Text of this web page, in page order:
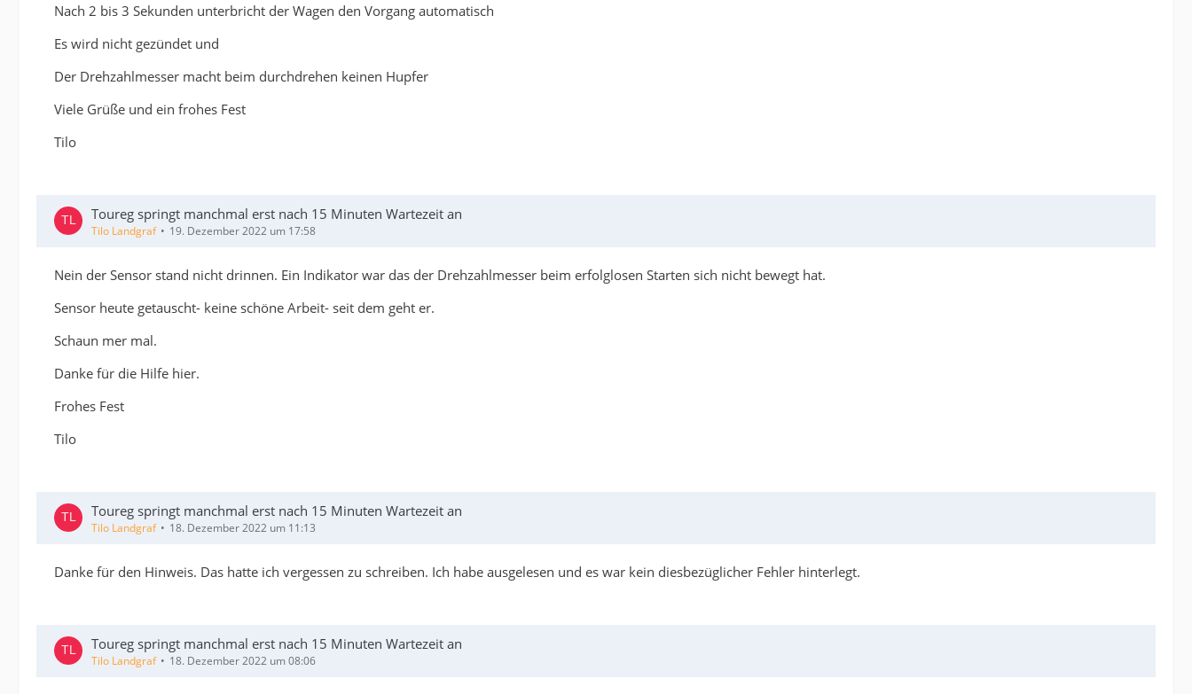
Nach 2 bis 3 Sekunden unterbricht der Wagen den Vorgang automatisch
Es wird nicht gezündet und
Der Drehzahlmesser macht beim durchdrehen keinen Hupfer
Viele Grüße und ein frohes Fest
Tilo
Toureg springt manchmal erst nach 15 Minuten Wartezeit an
Tilo Landgraf 19. Dezember 2022 um 17:58
Nein der Sensor stand nicht drinnen. Ein Indikator war das der Drehzahlmesser beim erfolglosen Starten sich nicht bewegt hat.
Sensor heute getauscht- keine schöne Arbeit- seit dem geht er.
Schaun mer mal.
Danke für die Hilfe hier.
Frohes Fest
Tilo
Toureg springt manchmal erst nach 15 Minuten Wartezeit an
Tilo Landgraf 18. Dezember 2022 um 11:13
Danke für den Hinweis. Das hatte ich vergessen zu schreiben. Ich habe ausgelesen und es war kein diesbezüglicher Fehler hinterlegt.
Toureg springt manchmal erst nach 15 Minuten Wartezeit an
Tilo Landgraf 18. Dezember 2022 um 08:06